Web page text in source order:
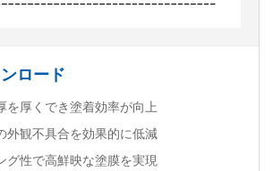
ロード
を厚くでき塗着効率が向上
外観不具合を効果的に低減
グ性で高鮮映な塗膜を実現